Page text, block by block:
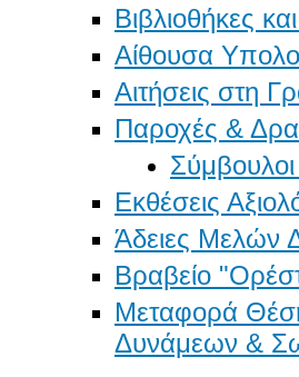
Βιβλιοθήκες
Αίθουσα
Αιτήσεις στη
Παροχές &
Εκθέσεις
Άδειες
Βραβείο
Μεταφορά
Δυνάμεων &